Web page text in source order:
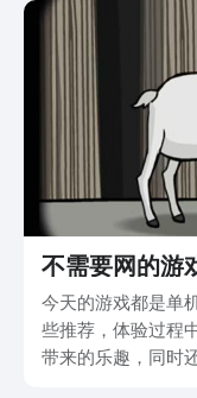
不需要网的游
今天的游戏都是单
些推荐，体验过程
带来的乐趣，同时